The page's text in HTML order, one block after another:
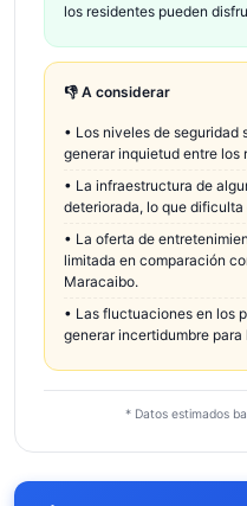
los residentes pueden
👎 A considerar
• Los niveles de seguridad
generar inquietud entre los
• La infraestructura de
deteriorada, lo que
• La oferta de
limitada en comparación
Maracaibo.
• Las fluctuaciones en los
generar incertidumbre
* Datos estimados